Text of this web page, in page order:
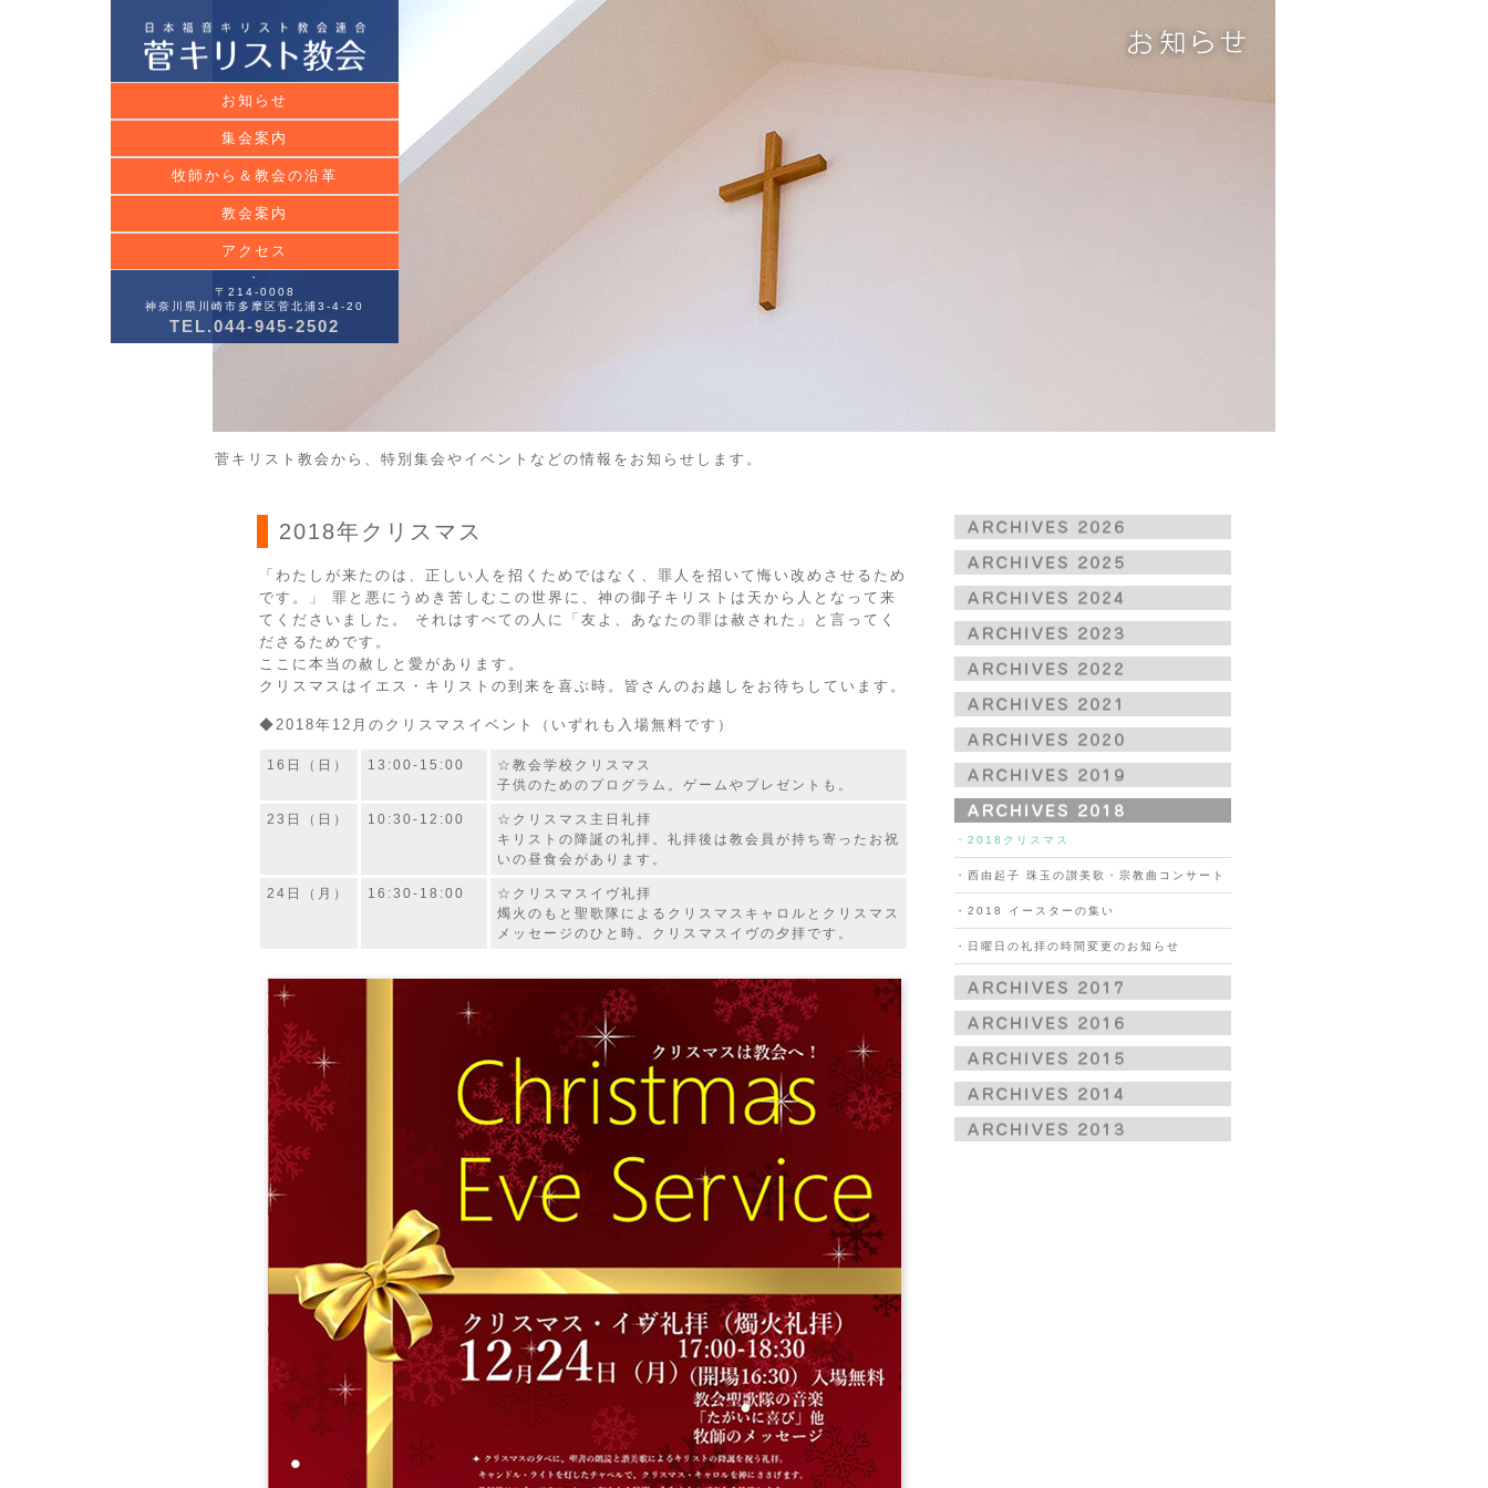
お知らせ
集会案内
牧師から＆教会の沿革
教会案内
アクセス
・
〒214-0008
神奈川県川崎市多摩区菅北浦3-4-20
TEL.044-945-2502
菅キリスト教会から、特別集会やイベントなどの情報をお知らせします。
2018年クリスマス
「わたしが来たのは、正しい人を招くためではなく、罪人を招いて悔い改めさせるため
です。」 罪と悪にうめき苦しむこの世界に、神の御子キリストは天から人となって来
てくださいました。 それはすべての人に「友よ、あなたの罪は赦された」と言ってく
ださるためです。
ここに本当の赦しと愛があります。
クリスマスはイエス・キリストの到来を喜ぶ時。皆さんのお越しをお待ちしています。
◆2018年12月のクリスマスイベント（いずれも入場無料です）
16日（日） 13:00-15:00
☆教会学校クリスマス
子供のためのプログラム。ゲームやプレゼントも。
23日（日） 10:30-12:00
☆クリスマス主日礼拝
キリストの降誕の礼拝。礼拝後は教会員が持ち寄ったお祝
いの昼食会があります。
24日（月） 16:30-18:00
☆クリスマスイヴ礼拝
燭火のもと聖歌隊によるクリスマスキャロルとクリスマス
メッセージのひと時。クリスマスイヴの夕拝です。
・2018クリスマス
・西由起子 珠玉の讃美歌・宗教曲コンサート
・2018 イースターの集い
・日曜日の礼拝の時間変更のお知らせ